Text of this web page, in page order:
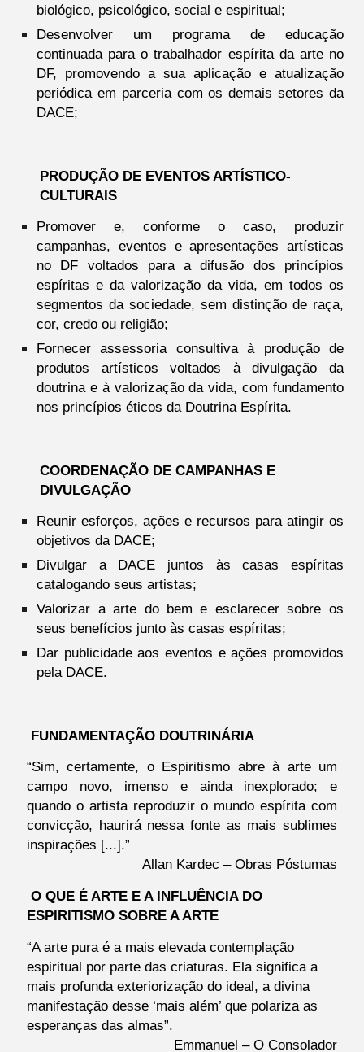
biológico, psicológico, social e espiritual;
Desenvolver um programa de educação
continuada para o trabalhador espírita da arte no
DF, promovendo a sua aplicação e atualização
periódica em parceria com os demais setores da
DACE;
PRODUÇÃO DE EVENTOS ARTÍSTICO-
CULTURAIS
Promover e, conforme o caso, produzir
campanhas, eventos e apresentações artísticas
no DF voltados para a difusão dos princípios
espíritas e da valorização da vida, em todos os
segmentos da sociedade, sem distinção de raça,
cor, credo ou religião;
Fornecer assessoria consultiva à produção de
produtos artísticos voltados à divulgação da
doutrina e à valorização da vida, com fundamento
nos princípios éticos da Doutrina Espírita.
COORDENAÇÃO DE CAMPANHAS E
DIVULGAÇÃO
Reunir esforços, ações e recursos para atingir os
objetivos da DACE;
Divulgar a DACE juntos às casas espíritas
catalogando seus artistas;
Valorizar a arte do bem e esclarecer sobre os
seus benefícios junto às casas espíritas;
Dar publicidade aos eventos e ações promovidos
pela DACE.
FUNDAMENTAÇÃO DOUTRINÁRIA
“Sim, certamente, o Espiritismo abre à arte um
campo novo, imenso e ainda inexplorado; e
quando o artista reproduzir o mundo espírita com
convicção, haurirá nessa fonte as mais sublimes
inspirações [...].”
Allan Kardec – Obras Póstumas
O QUE É ARTE E A INFLUÊNCIA DO
ESPIRITISMO SOBRE A ARTE
“A arte pura é a mais elevada contemplação
espiritual por parte das criaturas. Ela significa a
mais profunda exteriorização do ideal, a divina
manifestação desse ‘mais além’ que polariza as
esperanças das almas”.
Emmanuel – O Consolador